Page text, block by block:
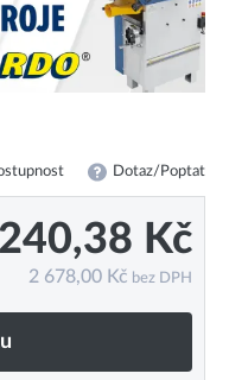
Dotaz/Poptat
Kč
2 678,00 Kč bez DPH